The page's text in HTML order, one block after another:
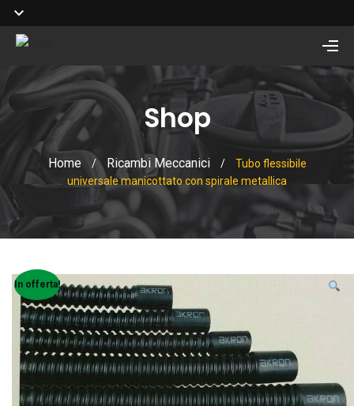
Shop
Home / Ricambi Meccanici /
Tubo flessibile
universale manicottato con spirale metallica
In offerta!